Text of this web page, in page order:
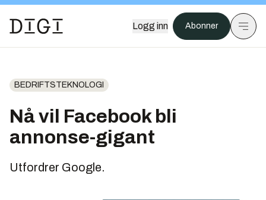
Logg inn Abonner
BEDRIFTSTEKNOLOGI
Nå vil Facebook bli
annonse-gigant
Utfordrer Google.